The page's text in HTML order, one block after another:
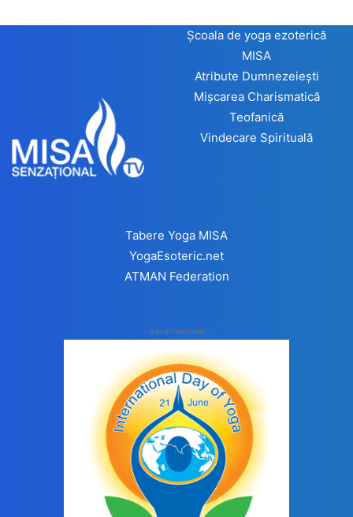
Școala de yoga ezoterică
MISA
Atribute Dumnezeiești
Mișcarea Charismatică
Teofanică
Vindecare Spirituală
Tabere Yoga MISA
YogaEsoteric.net
ATMAN Federation
- Advertisement -